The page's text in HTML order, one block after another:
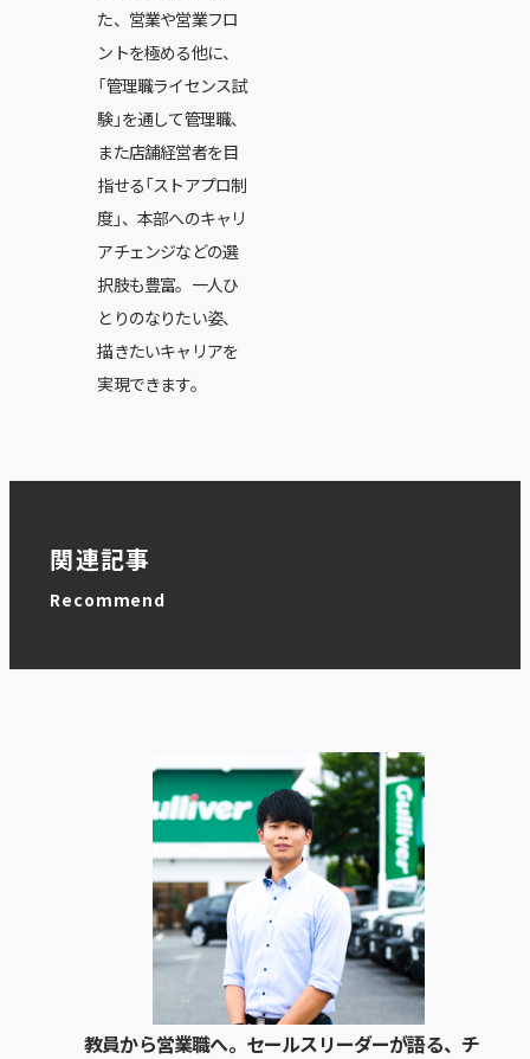
た、営業や営業フロ
ントを極める他に、
「管理職ライセンス試
験」を通して管理職、
また店舗経営者を目
指せる「ストアプロ制
度」、本部へのキャリ
アチェンジなどの選
択肢も豊富。一人ひ
とりのなりたい姿、
描きたいキャリアを
実現できます。
関連記事
Recommend
教員から営業職へ。セールスリーダーが語る、チ